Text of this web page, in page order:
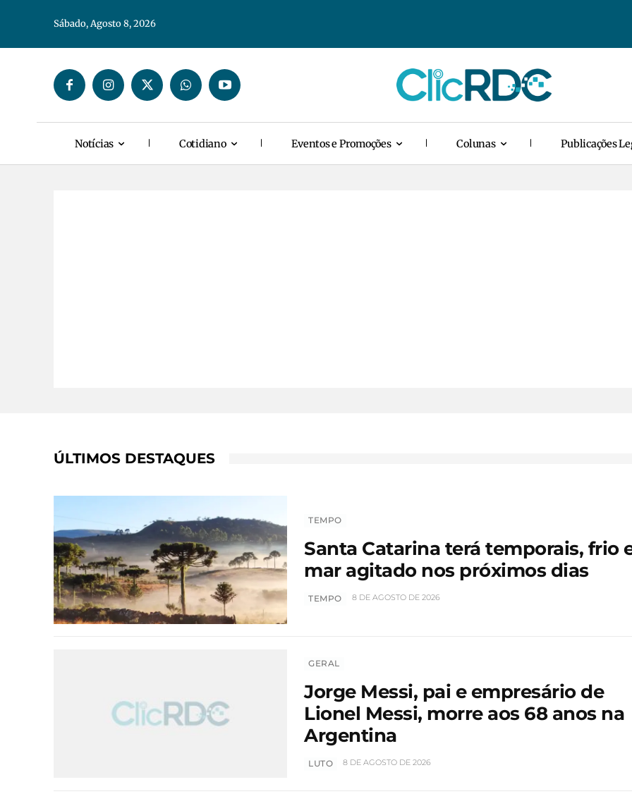
Sábado, Agosto 8, 2026
Notícias Cotidiano Eventos e Promoções Colunas Publicações
ÚLTIMOS DESTAQUES
TEMPO
Santa Catarina terá temporais, frio
mar agitado nos próximos dias
TEMPO 8 DE AGOSTO DE 2026
GERAL
Jorge Messi, pai e empresário de
Lionel Messi, morre aos 68 anos na
Argentina
LUTO 8 DE AGOSTO DE 2026